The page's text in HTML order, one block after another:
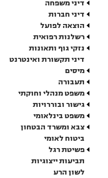
דיני משפחה
דיני חברות
הוצאה לפועל
רשלנות רפואית
נזקי גוף ותאונות
דיני תקשורת ואינטרנט
מיסים
תעבורה
משפט מנהלי וחוקתי
גישור ובוררויות
משפט בינלאומי
צבא ומשרד הבטחון
ביטוח לאומי
פשיטת רגל
תביעות ייצוגיות
לשון הרע